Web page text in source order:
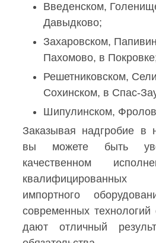
Введенском,
Давыдково;
Захаровском,
Пахомово, в
Решетниковском,
Сохинском, в Спас-
Шипулинском,
Заказывая надгробие в
вы можете быть
качественном
импортного
современных технологий
дают отличный